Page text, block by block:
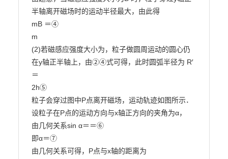
半轴离开磁场时的运动半径最大，由此得
mB ＝④
m
(2)若磁感应强度大小为，粒子做圆周运动的圆心仍
在y轴正半轴上，由②④式可得，此时圆弧半径为 R′
＝
2h⑤
粒子会穿过图中P点离开磁场，运动轨迹如图所示．
设粒子在P点的运动方向与x轴正方向的夹角为α，
由几何关系sin α＝＝⑥
即α＝⑦
由几何关系可得，P点与x轴的距离为